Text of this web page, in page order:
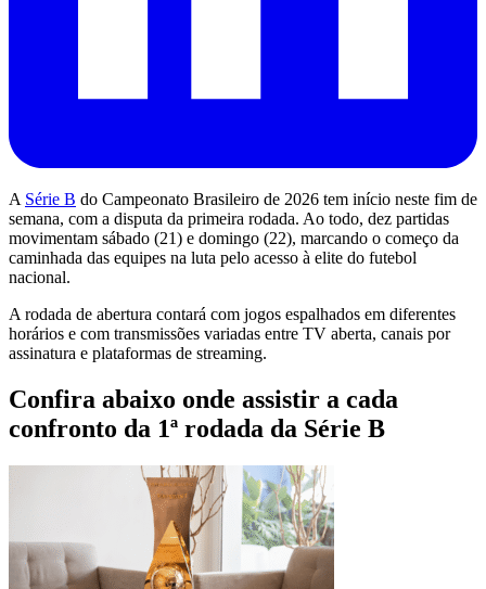
A Série B do Campeonato Brasileiro de 2026 tem início neste fim de
semana, com a disputa da primeira rodada. Ao todo, dez partidas
movimentam sábado (21) e domingo (22), marcando o começo da
caminhada das equipes na luta pelo acesso à elite do futebol
nacional.
A rodada de abertura contará com jogos espalhados em diferentes
horários e com transmissões variadas entre TV aberta, canais por
assinatura e plataformas de streaming.
Confira abaixo onde assistir a cada
confronto da 1ª rodada da Série B